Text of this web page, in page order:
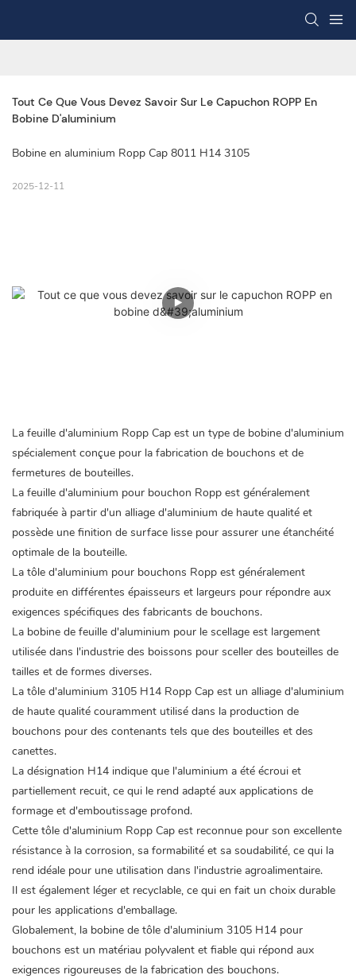
Tout Ce Que Vous Devez Savoir Sur Le Capuchon ROPP En
Bobine D'aluminium
Bobine en aluminium Ropp Cap 8011 H14 3105
2025-12-11
La feuille d'aluminium Ropp Cap est un type de bobine d'aluminium
spécialement conçue pour la fabrication de bouchons et de
fermetures de bouteilles.
La feuille d'aluminium pour bouchon Ropp est généralement
fabriquée à partir d'un alliage d'aluminium de haute qualité et
possède une finition de surface lisse pour assurer une étanchéité
optimale de la bouteille.
La tôle d'aluminium pour bouchons Ropp est généralement
produite en différentes épaisseurs et largeurs pour répondre aux
exigences spécifiques des fabricants de bouchons.
La bobine de feuille d'aluminium pour le scellage est largement
utilisée dans l'industrie des boissons pour sceller des bouteilles de
tailles et de formes diverses.
La tôle d'aluminium 3105 H14 Ropp Cap est un alliage d'aluminium
de haute qualité couramment utilisé dans la production de
bouchons pour des contenants tels que des bouteilles et des
canettes.
La désignation H14 indique que l'aluminium a été écroui et
partiellement recuit, ce qui le rend adapté aux applications de
formage et d'emboutissage profond.
Cette tôle d'aluminium Ropp Cap est reconnue pour son excellente
résistance à la corrosion, sa formabilité et sa soudabilité, ce qui la
rend idéale pour une utilisation dans l'industrie agroalimentaire.
Il est également léger et recyclable, ce qui en fait un choix durable
pour les applications d'emballage.
Globalement, la bobine de tôle d'aluminium 3105 H14 pour
bouchons est un matériau polyvalent et fiable qui répond aux
exigences rigoureuses de la fabrication des bouchons.